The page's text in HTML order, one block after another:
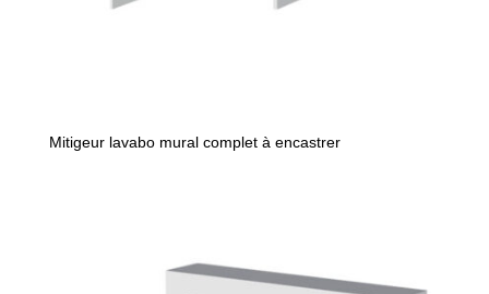
Mitigeur lavabo mural complet à encastrer